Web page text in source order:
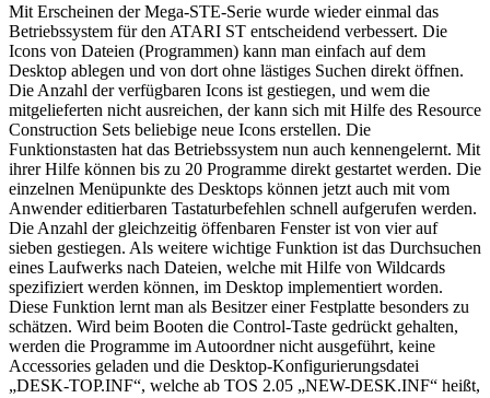
Mit Erscheinen der Mega-STE-Serie wurde wieder einmal das
Betriebssystem für den ATARI ST entscheidend verbessert. Die
Icons von Dateien (Programmen) kann man einfach auf dem
Desktop ablegen und von dort ohne lästiges Suchen direkt öffnen.
Die Anzahl der verfügbaren Icons ist gestiegen, und wem die
mitgelieferten nicht ausreichen, der kann sich mit Hilfe des Resource
Construction Sets beliebige neue Icons erstellen. Die
Funktionstasten hat das Betriebssystem nun auch kennengelernt. Mit
ihrer Hilfe können bis zu 20 Programme direkt gestartet werden. Die
einzelnen Menüpunkte des Desktops können jetzt auch mit vom
Anwender editierbaren Tastaturbefehlen schnell aufgerufen werden.
Die Anzahl der gleichzeitig öffenbaren Fenster ist von vier auf
sieben gestiegen. Als weitere wichtige Funktion ist das Durchsuchen
eines Laufwerks nach Dateien, welche mit Hilfe von Wildcards
spezifiziert werden können, im Desktop implementiert worden.
Diese Funktion lernt man als Besitzer einer Festplatte besonders zu
schätzen. Wird beim Booten die Control-Taste gedrückt gehalten,
werden die Programme im Autoordner nicht ausgeführt, keine
Accessories geladen und die Desktop-Konfigurierungsdatei
„DESK-TOP.INF“, welche ab TOS 2.05 „NEW-DESK.INF“ heißt,